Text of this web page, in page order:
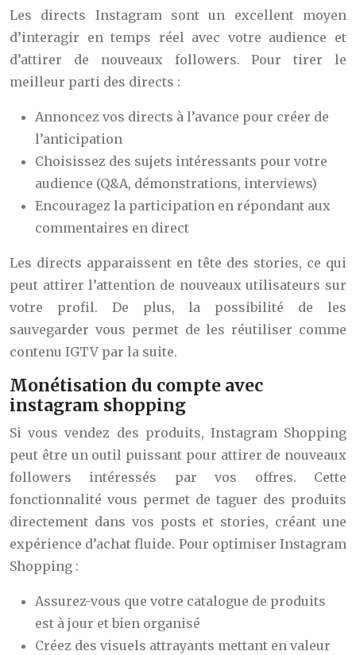
Les directs Instagram sont un excellent moyen
d’interagir en temps réel avec votre audience et
d’attirer de nouveaux followers. Pour tirer le
meilleur parti des directs :
Annoncez vos directs à l’avance pour créer de
l’anticipation
Choisissez des sujets intéressants pour votre
audience (Q&A, démonstrations, interviews)
Encouragez la participation en répondant aux
commentaires en direct
Les directs apparaissent en tête des stories, ce qui
peut attirer l’attention de nouveaux utilisateurs sur
votre profil. De plus, la possibilité de les
sauvegarder vous permet de les réutiliser comme
contenu IGTV par la suite.
Monétisation du compte avec
instagram shopping
Si vous vendez des produits, Instagram Shopping
peut être un outil puissant pour attirer de nouveaux
followers intéressés par vos offres. Cette
fonctionnalité vous permet de taguer des produits
directement dans vos posts et stories, créant une
expérience d’achat fluide. Pour optimiser Instagram
Shopping :
Assurez-vous que votre catalogue de produits
est à jour et bien organisé
Créez des visuels attrayants mettant en valeur